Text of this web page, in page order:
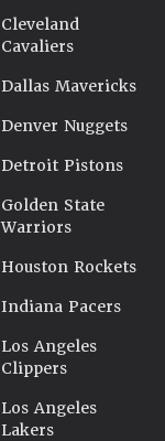
Cleveland
Cavaliers
Dallas Mavericks
Denver Nuggets
Detroit Pistons
Golden State
Warriors
Houston Rockets
Indiana Pacers
Los Angeles
Clippers
Los Angeles
Lakers